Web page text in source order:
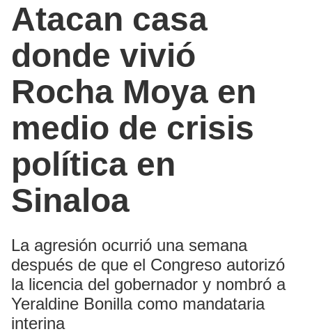
Atacan casa
donde vivió
Rocha Moya en
medio de crisis
política en
Sinaloa
La agresión ocurrió una semana
después de que el Congreso autorizó
la licencia del gobernador y nombró a
Yeraldine Bonilla como mandataria
interina